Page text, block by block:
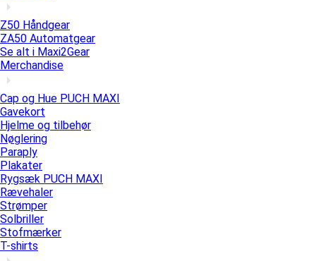
Z50 Håndgear
ZA50 Automatgear
Se alt i Maxi2Gear
Merchandise
Cap og Hue PUCH MAXI
Gavekort
Hjelme og tilbehør
Nøglering
Paraply
Plakater
Rygsæk PUCH MAXI
Rævehaler
Strømper
Solbriller
Stofmærker
T-shirts